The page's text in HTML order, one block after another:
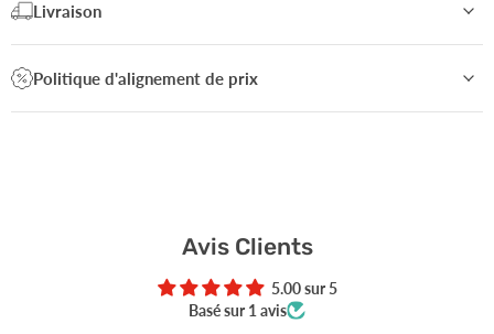
Livraison
Politique d'alignement de prix
Avis Clients
5.00 sur 5
Basé sur 1 avis